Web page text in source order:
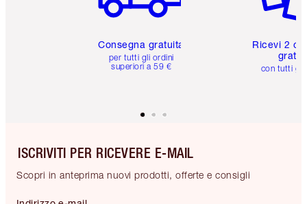
Consegna gratuita
per tutti gli ordini
superiori a 59 €
Ricevi 2
con tutti gli
ISCRIVITI PER RICEVERE E-MAIL
Scopri in anteprima nuovi prodotti, offerte e consigli